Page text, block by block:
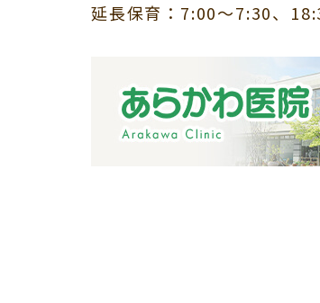
延長保育：7:00～7:30、